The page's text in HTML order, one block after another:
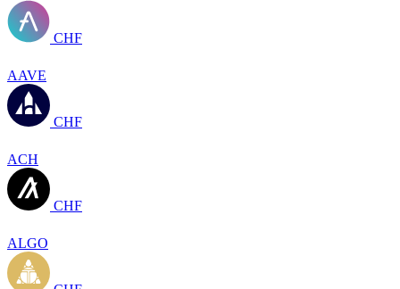
CHF
AAVE
CHF
ACH
CHF
ALGO